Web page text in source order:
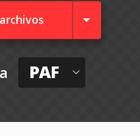
a PAF